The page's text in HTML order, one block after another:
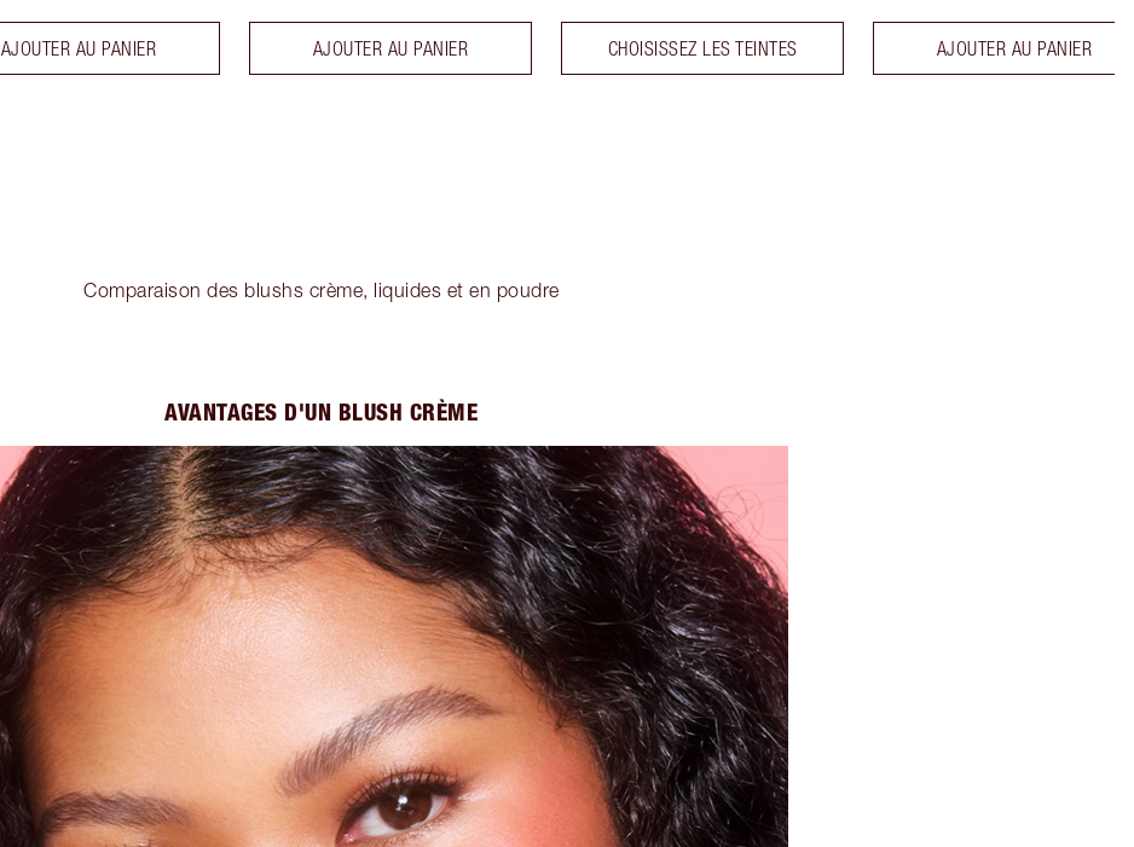
AJOUTER AU PANIER AJOUTER AU PANIER CHOISISSEZ LES TEINTES AJOUTER AU PANIER
Comparaison des blushs crème, liquides et en poudre
AVANTAGES D'UN BLUSH CRÈME